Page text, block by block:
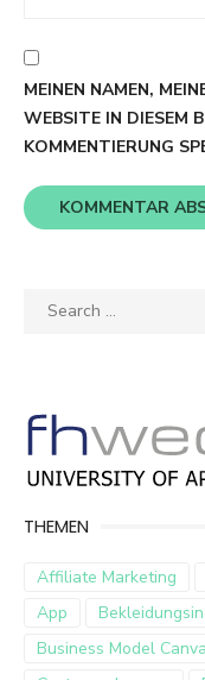
MEINEN NAMEN,
WEBSITE IN DIESEM
KOMMENTIERUNG
Search
THEMEN
Affiliate Marketing
App
Business Model